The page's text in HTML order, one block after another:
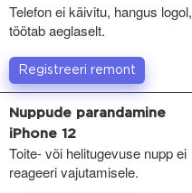
Telefon ei käivitu, hangus logol,
töötab aeglaselt.
Registreeri remont
Nuppude parandamine
iPhone 12
Toite- või helitugevuse nupp ei
reageeri vajutamisele.